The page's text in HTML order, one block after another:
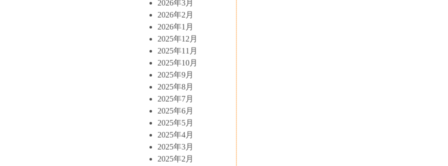
2026年3月
2026年2月
2026年1月
2025年12月
2025年11月
2025年10月
2025年9月
2025年8月
2025年7月
2025年6月
2025年5月
2025年4月
2025年3月
2025年2月